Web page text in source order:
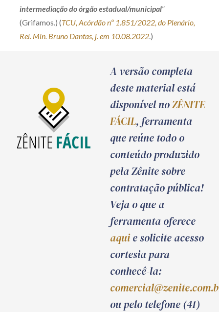
intermediação do órgão estadual/municipal”
(Grifamos.) (TCU, Acórdão nº 1.851/2022, do Plenário,
Rel. Min. Bruno Dantas, j. em 10.08.2022.)
A versão completa
deste material está
disponível noZÊNITE
FÁCIL, ferramenta
que reúne todo o
conteúdo produzido
pela Zênite sobre
contratação pública!
Veja o que a
ferramenta oferece
aquie solicite acesso
cortesia para
conhecê-la:
ou pelo telefone (41)